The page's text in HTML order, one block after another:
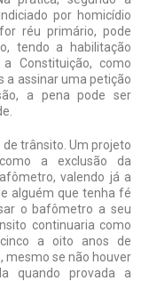
por homicídio
réu primário, pode
tendo a habilitação
Constituição, como
a assinar uma petição
a pena pode ser
trânsito. Um projeto
a exclusão da
valendo já a
alguém que tenha fé
o bafômetro a seu
continuaria como
a oito anos de
mesmo se não houver
quando provada a